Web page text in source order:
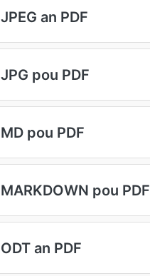
JPEG an PDF
JPG pou PDF
MD pou PDF
MARKDOWN pou PDF
ODT an PDF